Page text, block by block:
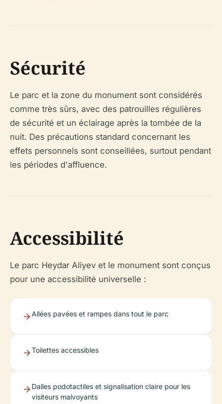
Sécurité
Le parc et la zone du monument sont considérés
comme très sûrs, avec des patrouilles régulières
de sécurité et un éclairage après la tombée de la
nuit. Des précautions standard concernant les
effets personnels sont conseillées, surtout pendant
les périodes d'affluence.
Accessibilité
Le parc Heydar Aliyev et le monument sont conçus
pour une accessibilité universelle :
Allées pavées et rampes dans tout le parc
Toilettes accessibles
Dalles podotactiles et signalisation claire pour les
visiteurs malvoyants